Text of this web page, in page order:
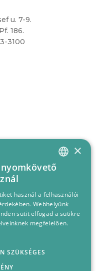
u. 7-9.
186.
3100
HUNGARIAN
×
használ a felhasználói
Webhelyünk
sütit elfogad a sütikre
megfelelően.
SZÜKSÉGES